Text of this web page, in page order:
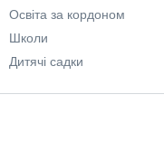
Освіта за кордоном
Школи
Дитячі садки